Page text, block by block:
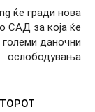
ќе гради нова
САД за која ќе
даночни
ослободувања